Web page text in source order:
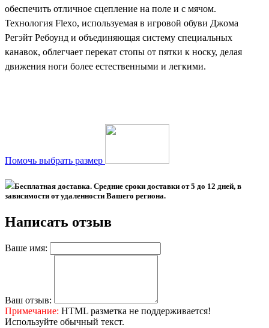
обеспечить отличное сцепление на поле и с мячом.
Технология Flexo, используемая в игровой обуви Джома
Регэйт Ребоунд и объединяющая систему специальных
канавок, облегчает перекат стопы от пятки к носку, делая
движения ноги более естественными и легкими.
Помочь выбрать размер
Бесплатная доставка. Средние сроки доставки от 5 до 12 дней, в
зависимости от удаленности Вашего региона.
Написать отзыв
Ваше имя:
Ваш отзыв:
Примечание: HTML разметка не поддерживается!
Используйте обычный текст.